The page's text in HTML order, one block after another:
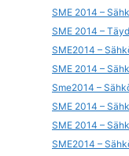
SME 2014 –
SME 2014 –
SME2014 –
SME 2014 –
Sme2014 –
SME 2014 –
SME 2014 –
SME2014 –